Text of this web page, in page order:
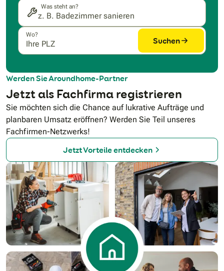
Was steht an?
Wo?
Suchen
Werden Sie Aroundhome-Partner
Jetzt als Fachfirma registrieren
Sie möchten sich die Chance auf lukrative Aufträge und
planbaren Umsatz eröffnen? Werden Sie Teil unseres
Fachfirmen-Netzwerks!
Jetzt Vorteile entdecken